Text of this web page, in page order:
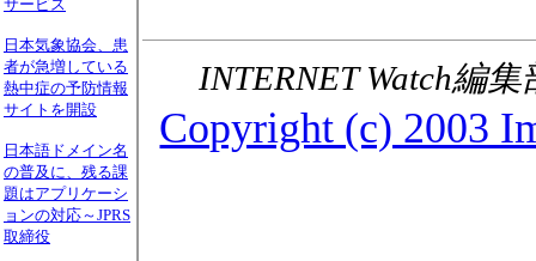
サービス
日本気象協会、患
者が急増している
熱中症の予防情報
サイトを開設
日本語ドメイン名
の普及に、残る課
題はアプリケーシ
ョンの対応～JPRS
取締役
INTERNET Watch編集
Copyright (c) 2003